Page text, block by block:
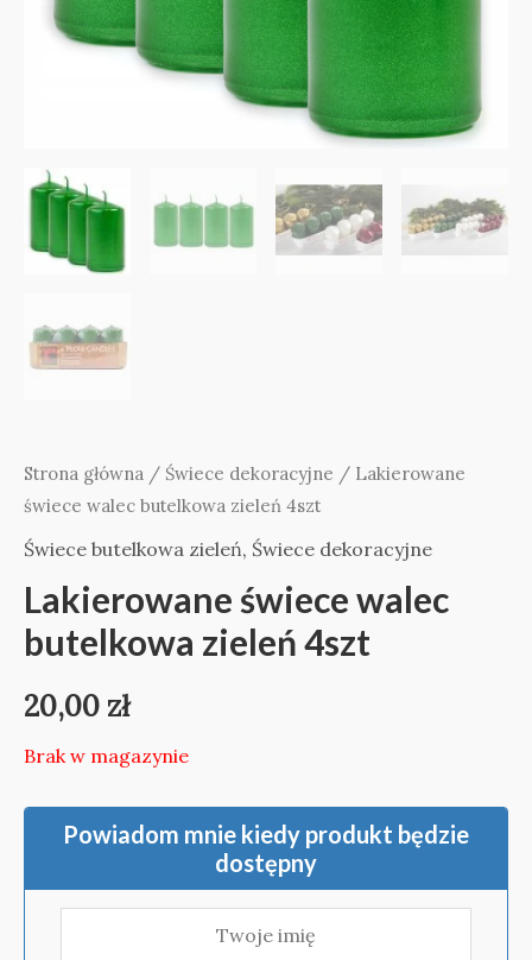
Strona główna / Świece dekoracyjne / Lakierowane
świece walec butelkowa zieleń 4szt
Świece butelkowa zieleń, Świece dekoracyjne
Lakierowane świece walec
butelkowa zieleń 4szt
20,00 zł
Brak w magazynie
Powiadom mnie kiedy produkt będzie
dostępny